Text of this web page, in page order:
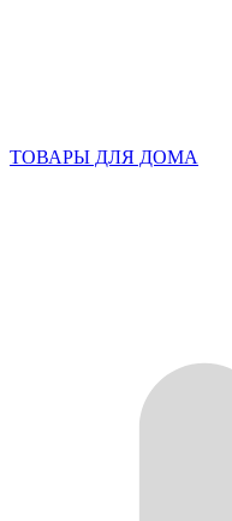
ТОВАРЫ ДЛЯ ДОМА